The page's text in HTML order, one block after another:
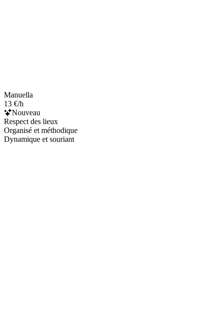
Manuella
13 €/h
Nouveau
Respect des lieux
Organisé et méthodique
Dynamique et souriant